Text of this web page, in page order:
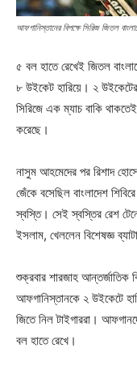
আফগানিস্তানের বিপক্ষে সিরিজ জিতল
৫ বল হাতে রেখেই জিতল
৮ উইকেট হারিয়ে। ২
সিরিজে এক ম্যাচ বাকি
করেছে।
নাসুম আহমেদের পর রিশাদ
জেঁকে বসেছিল বাংলাদেশ
স্বস্তি। সেই স্বস্তির রেশ
ইসলাম, খেললেন বিশেষজ্ঞ
শুক্রবার শারজাহ আন্তর্জাতিক
আফগানিস্তানকে ২ উইকেটে
জিতে নিল টাইগাররা।
বল হাতে রেখে।